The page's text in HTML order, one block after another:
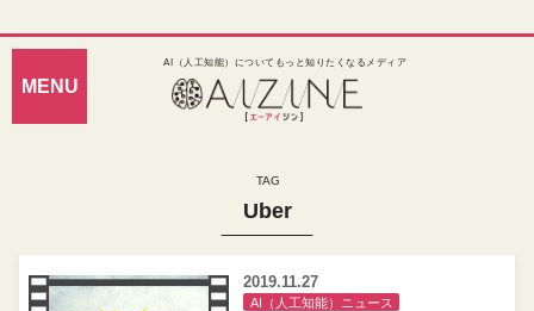
AI（人工知能）についてもっと知りたくなるメディア
Uber
2019.11.27
AI（人工知能）ニュース